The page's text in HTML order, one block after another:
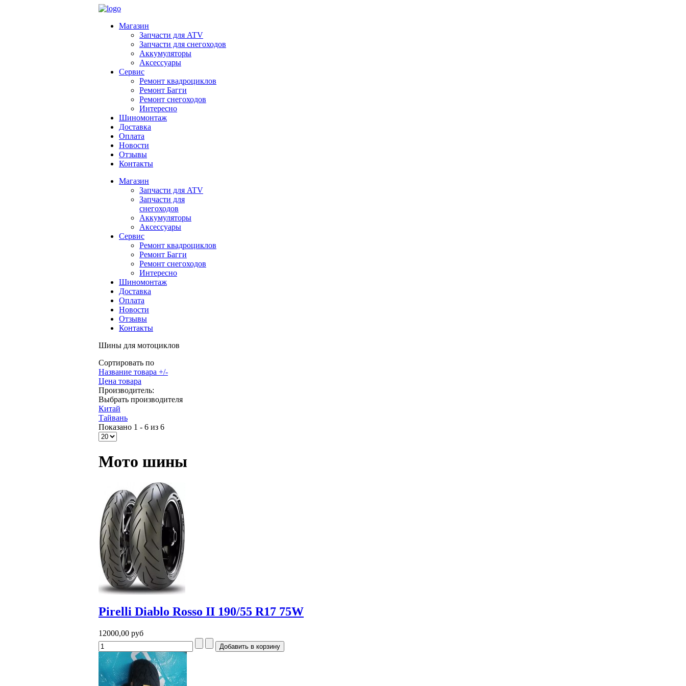
Магазин
Запчасти для ATV
Запчасти для снегоходов
Аккумуляторы
Аксессуары
Сервис
Ремонт квадроциклов
Ремонт Багги
Ремонт снегоходов
Интересно
Шиномонтаж
Доставка
Оплата
Новости
Отзывы
Контакты
Магазин
Запчасти для ATV
Запчасти для
снегоходов
Аккумуляторы
Аксессуары
Сервис
Ремонт квадроциклов
Ремонт Багги
Ремонт снегоходов
Интересно
Шиномонтаж
Доставка
Оплата
Новости
Отзывы
Контакты
Шины для мотоциклов
Сортировать по
Название товара +/-
Цена товара
Производитель:
Выбрать производителя
Китай
Тайвань
Показано 1 - 6 из 6
Мото шины
Pirelli Diablo Rosso II 190/55 R17 75W
12000,00 руб